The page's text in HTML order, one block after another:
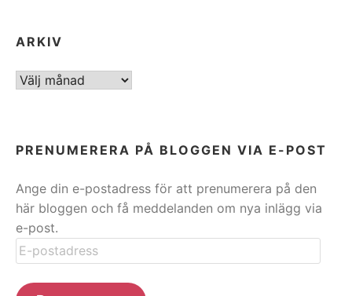
ARKIV
ARKIV
PRENUMERERA PÅ BLOGGEN VIA E-POST
Ange din e-postadress för att prenumerera på den
här bloggen och få meddelanden om nya inlägg via
e-post.
E-
postadress